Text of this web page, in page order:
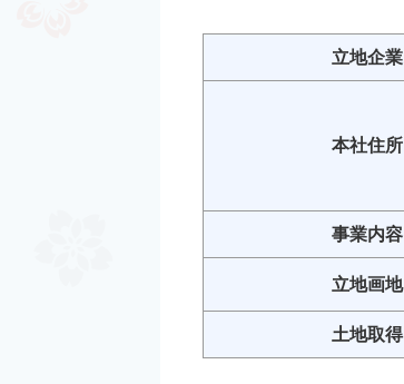
立地企業
本社住所
事業内容
立地画地
土地取得